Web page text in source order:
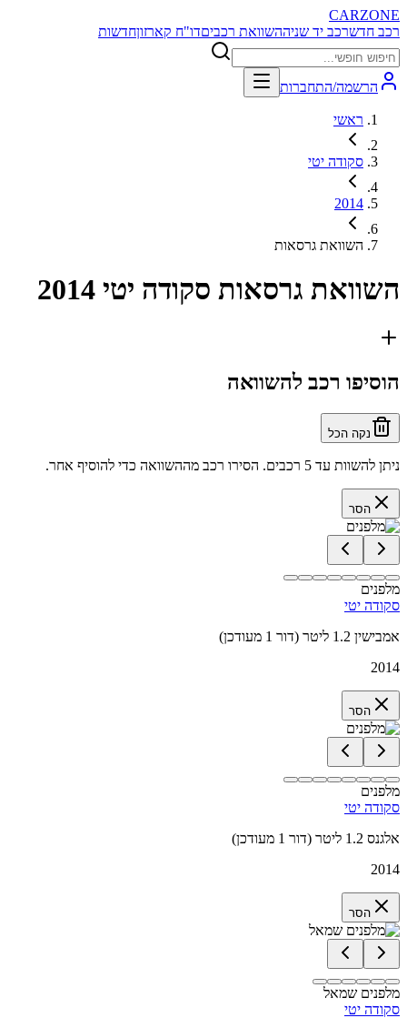
CARZONE
רכב חדשרכב יד שניההשוואת רכביםדו"ח קארזוןחדשות
הרשמה/התחברות
ראשי
סקודה יטי
2014
השוואת גרסאות
השוואת גרסאות סקודה יטי 2014
הוסיפו רכב להשוואה
נקה הכל
ניתן להשוות עד 5 רכבים. הסירו רכב מההשוואה כדי להוסיף אחר.
הסר
מלפנים
סקודה יטי
אמבישין 1.2 ליטר (דור 1 מעודכן)
2014
הסר
מלפנים
סקודה יטי
אלגנס 1.2 ליטר (דור 1 מעודכן)
2014
הסר
מלפנים שמאל
סקודה יטי